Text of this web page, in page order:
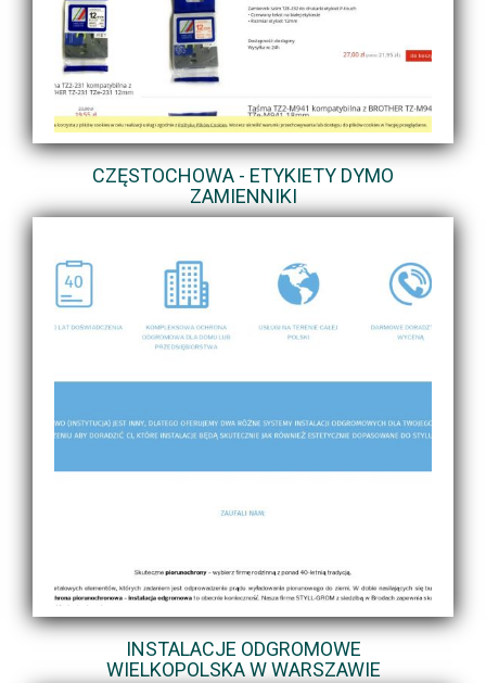
CZĘSTOCHOWA - ETYKIETY DYMO
ZAMIENNIKI
INSTALACJE ODGROMOWE
WIELKOPOLSKA W WARSZAWIE